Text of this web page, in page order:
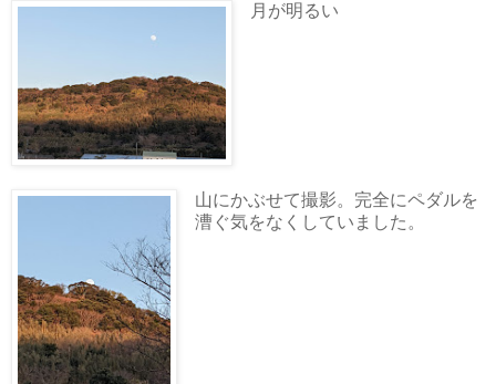
月が明るい
山にかぶせて撮影。完全にペダルを
漕ぐ気をなくしていました。